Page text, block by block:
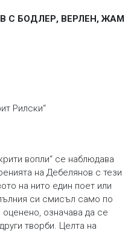
С БОДЛЕР, ВЕРЛЕН, ЖАМ
Рилски“
вопли“ се наблюдава
на Дебелянов с тези
на нито един поет или
си смисъл само по
означава да се
творби. Целта на